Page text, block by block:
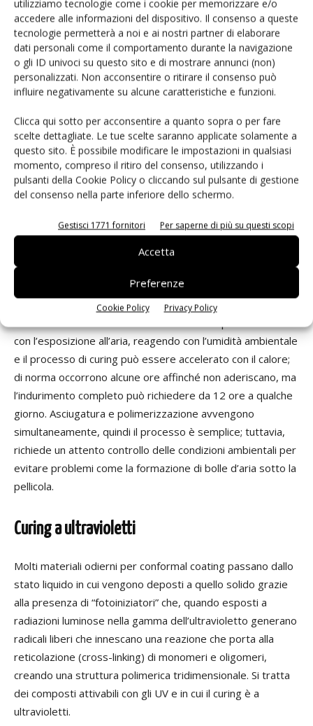
utilizziamo tecnologie come i cookie per memorizzare e/o
accedere alle informazioni del dispositivo. Il consenso a queste
tecnologie permetterà a noi e ai nostri partner di elaborare
dati personali come il comportamento durante la navigazione
o gli ID univoci su questo sito e di mostrare annunci (non)
personalizzati. Non acconsentire o ritirare il consenso può
influire negativamente su alcune caratteristiche e funzioni.
Clicca qui sotto per acconsentire a quanto sopra o per fare
scelte dettagliate. Le tue scelte saranno applicate solamente a
questo sito. È possibile modificare le impostazioni in qualsiasi
momento, compreso il ritiro del consenso, utilizzando i
pulsanti della Cookie Policy o cliccando sul pulsante di gestione
del consenso nella parte inferiore dello schermo.
Gestisci 1771 fornitori Per saperne di più su questi scopi
Accetta
Preferenze
Cookie Policy Privacy Policy
Qualunque sia il materiale del rivestimento, dopo
l’applicazione deve essere fatto indurire; l’indurimento può
avvenire in modo naturale, con il calore o con i raggi UV, a
seconda del tipo di rivestimento utilizzato.Il processo che
chiama “curing”.
Il tempo e le modalità di essiccazione dipendono dal tipo di
rivestimento e dalle condizioni ambientali: per i materiali
acrilici il tempo di assenza di tack (cioè quello dopo cui non
l'indurimento completo può richiedere dalle 24 alle 72 ore.
Gli uretani si asciugano rapidamente, spesso in pochi
minuti, ma la consistenza definitiva può richiedere dalle 24
con l’esposizione all’aria, reagendo con l’umidità ambientale
e il processo di curing può essere accelerato con il calore;
di norma occorrono alcune ore affinché non aderiscano, ma
l’indurimento completo può richiedere da 12 ore a qualche
giorno. Asciugatura e polimerizzazione avvengono
simultaneamente, quindi il processo è semplice; tuttavia,
richiede un attento controllo delle condizioni ambientali per
evitare problemi come la formazione di bolle d’aria sotto la
pellicola.
Curing a ultravioletti
Molti materiali odierni per conformal coating passano dallo
stato liquido in cui vengono deposti a quello solido grazie
alla presenza di “fotoiniziatori” che, quando esposti a
radiazioni luminose nella gamma dell’ultravioletto generano
radicali liberi che innescano una reazione che porta alla
reticolazione (cross-linking) di monomeri e oligomeri,
creando una struttura polimerica tridimensionale. Si tratta
dei composti attivabili con gli UV e in cui il curing è a
ultravioletti.